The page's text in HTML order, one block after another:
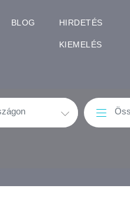
BLOG HIRDETÉS
KIEMELÉS